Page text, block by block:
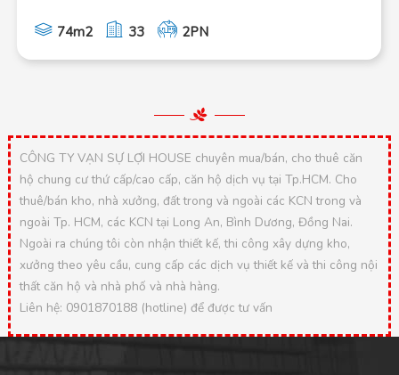
74m2 33 2PN
CÔNG TY VẠN SỰ LỢI HOUSE chuyên mua/bán, cho thuê căn
hộ chung cư thứ cấp/cao cấp, căn hộ dịch vụ tại Tp.HCM. Cho
thuê/bán kho, nhà xưởng, đất trong và ngoài các KCN trong và
ngoài Tp. HCM, các KCN tại Long An, Bình Dương, Đồng Nai.
Ngoài ra chúng tôi còn nhận thiết kế, thi công xây dựng kho,
xưởng theo yêu cầu, cung cấp các dịch vụ thiết kế và thi công nội
thất căn hộ và nhà phố và nhà hàng.
Liên hệ: 0901870188 (hotline) để được tư vấn